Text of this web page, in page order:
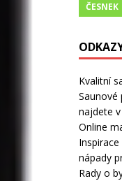
ČESNEK
Kvalitní
Saunové
najdete
Online
nápady
Rady o